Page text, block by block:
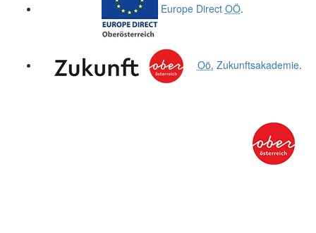
Europe Direct OÖ.
Oö. Zukunftsakademie.